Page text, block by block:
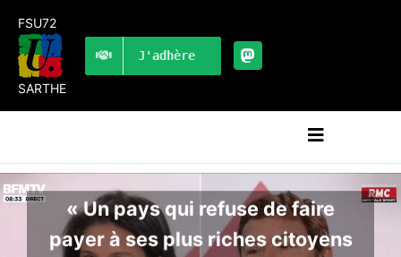
contenu
FSU72
SARTHE
J'adhère
Navigation
bascule
RECHERCHER:
LES UNES
« Un pays qui refuse de faire
payer à ses plus riches citoyens